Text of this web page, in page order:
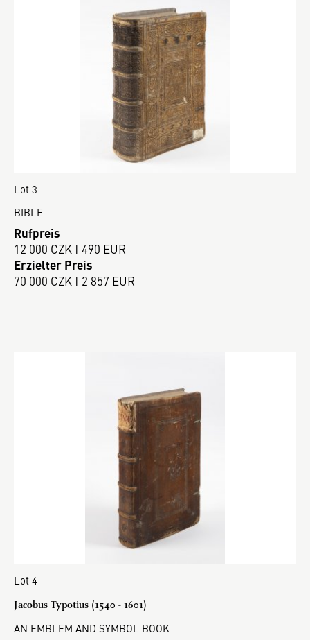
Lot 3
BIBLE
Rufpreis
12 000 CZK | 490 EUR
Erzielter Preis
70 000 CZK | 2 857 EUR
Lot 4
Jacobus Typotius (1540 - 1601)
AN EMBLEM AND SYMBOL BOOK